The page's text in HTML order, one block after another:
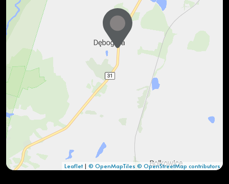
Leaflet| © OpenMapTiles © OpenStreetMap contributors